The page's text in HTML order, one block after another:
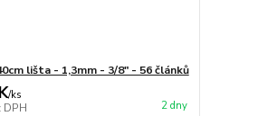
lišta - 1,3mm - 3/8" - 56 článků
/ks
DPH 2 dny